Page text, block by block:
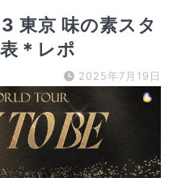
東京 味の素スタ
＊レポ
2025年7月19日